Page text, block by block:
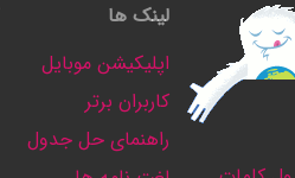
لینک ها
اپلیکیشن موبایل
کاربران برتر
راهنمای حل جدول